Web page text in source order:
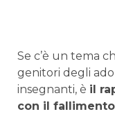
Se c’è un tema
genitori degli
insegnanti, è il
con il fallimento